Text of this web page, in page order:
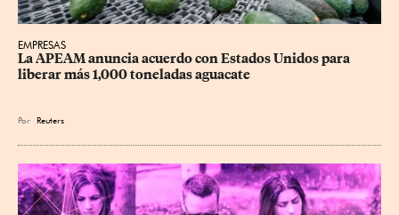
EMPRESAS
La APEAM anuncia acuerdo con Estados Unidos para
liberar más 1,000 toneladas aguacate
Por Reuters